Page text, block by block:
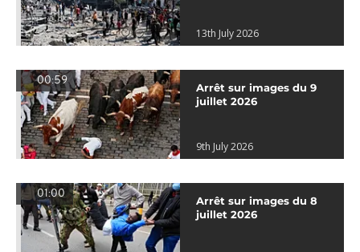
13th July 2026
00:59
Arrêt sur images du 9
juillet 2026
9th July 2026
01:00
Arrêt sur images du 8
juillet 2026